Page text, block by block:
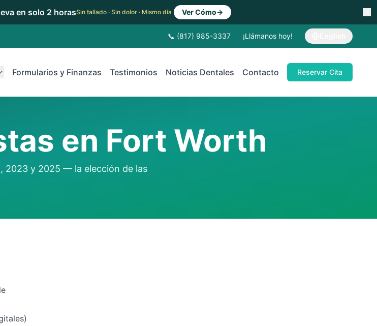
en solo 2 horasSin tallado · Sin dolor · Mismo día Ver Cómo→
📞 (817) 985-3337 ¡Llámanos hoy!
Formularios y Finanzas Testimonios Noticias Dentales Contacto Reservar Cita
en Fort Worth
2023 y 2025 — la elección de las